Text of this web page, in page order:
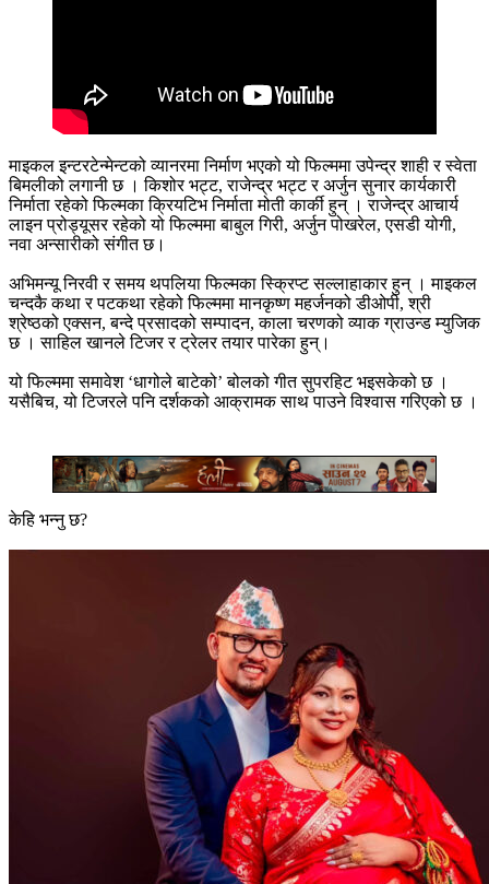
माइकल इन्टरटेन्मेन्टको व्यानरमा निर्माण भएको यो फिल्ममा उपेन्द्र शाही र स्वेता
बिमलीको लगानी छ । किशोर भट्ट, राजेन्द्र भट्ट र अर्जुन सुनार कार्यकारी
निर्माता रहेको फिल्मका क्रियटिभ निर्माता मोती कार्की हुन् । राजेन्द्र आचार्य
लाइन प्रोड्यूसर रहेको यो फिल्ममा बाबुल गिरी, अर्जुन पोखरेल, एसडी योगी,
नवा अन्सारीको संगीत छ।
अभिमन्यू निरवी र समय थपलिया फिल्मका स्क्रिप्ट सल्लाहाकार हुन् । माइकल
चन्दकै कथा र पटकथा रहेको फिल्ममा मानकृष्ण महर्जनको डीओपी, श्री
श्रेष्ठको एक्सन, बन्दे प्रसादको सम्पादन, काला चरणको व्याक ग्राउन्ड म्युजिक
छ । साहिल खानले टिजर र ट्रेलर तयार पारेका हुन्।
यो फिल्ममा समावेश ‘धागोले बाटेको’ बोलको गीत सुपरहिट भइसकेको छ ।
यसैबिच, यो टिजरले पनि दर्शकको आक्रामक साथ पाउने विश्वास गरिएको छ ।
केहि भन्नु छ?